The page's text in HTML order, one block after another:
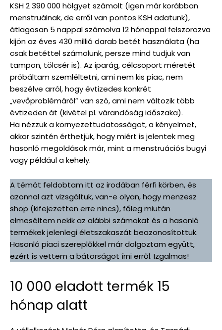
KSH 2 390 000 hölgyet számolt (igen már korábban
menstruálnak, de erről van pontos KSH adatunk),
átlagosan 5 nappal számolva 12 hónappal felszorozva
kijön az éves 430 millió darab betét használata (ha
csak betéttel számolunk, persze mind tudjuk van
tampon, tölcsér is). Az iparág, célcsoport méretét
próbáltam szemléltetni, ami nem kis piac, nem
beszélve arról, hogy évtizedes konkrét
„vevőproblémáról” van szó, ami nem változik több
évtizeden át (kivétel pl. várandóság időszaka).
Ha nézzük a környezettudatosságot, a kényelmet,
akkor szintén érthetjük, hogy miért is jelentek meg
hasonló megoldások már, mint a menstruációs bugyi
vagy például a kehely.
A témát feldobtam itt az irodában férfi körben, és
azonnal azt vizsgáltuk, van-e olyan, hogy menzesz
shop (kifejezetten erre nincs), főleg miután
elmeséltem nekik az alábbi számokat és a hasonló
termékek jelenlegi életszakaszát beazonosítottuk.
Hasonló piaci szereplőkkel már dolgoztam együtt,
ezért is vettem a bátorságot írni erről. Izgalmas!
10 000 eladott termék 15
hónap alatt